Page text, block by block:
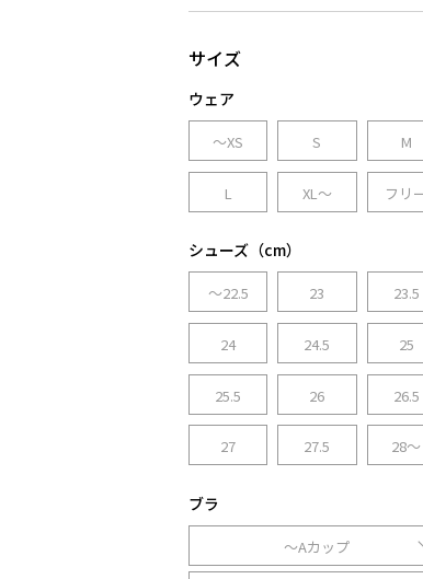
ウェア
～XS S M
L XL～ フリ
シューズ（cm）
～22.5 23 23.5
24 24.5 25
25.5 26 26.5
27 27.5 28～
ブラ
～Aカップ